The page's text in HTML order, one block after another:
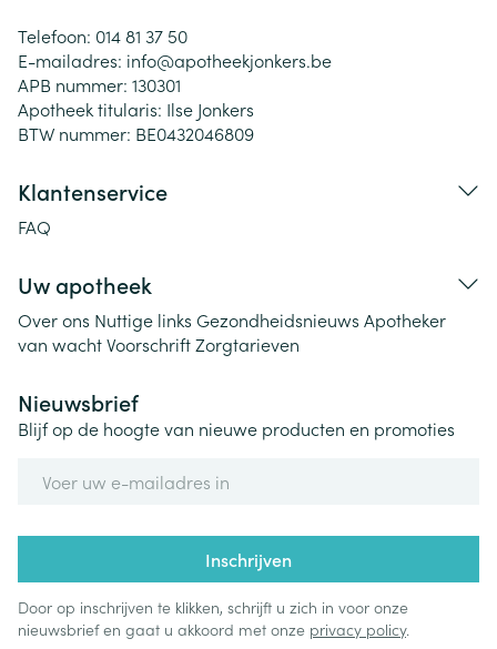
Telefoon: 014 81 37 50
E-mailadres: info@apotheekjonkers.be
APB nummer: 130301
Apotheek titularis: Ilse Jonkers
BTW nummer: BE0432046809
Klantenservice
FAQ
Uw apotheek
Over ons Nuttige links Gezondheidsnieuws Apotheker
van wachtVoorschriftZorgtarieven
Nieuwsbrief
Blijf op de hoogte van nieuwe producten en promoties
Inschrijven
Door op inschrijven te klikken, schrijft u zich in voor onze
nieuwsbrief en gaat u akkoord met onze privacy policy.